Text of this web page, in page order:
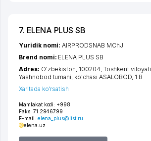
7. ELENA PLUS SB
Mamlakat kodi: +998
Faks: 71 2946799
E-mail: elena_plus@list.ru
elena.uz
Yuridik nomi:AIRPRODSNAB MChJ
Brend nomi: ELENA PLUS SB
Adres: O'zbekiston, 100204, Toshkent viloyati
Yashnobod tumani, ko'chasi ASALOBOD, 1 B
Xaritada ko'rsatish